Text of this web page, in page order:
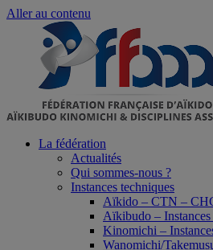
Aller au contenu
La fédération
Actualités
Qui sommes-nous ?
Instances techniques
Aïkido – CTN –
Aïkibudo – Instances
Kinomichi –
Wanomichi/